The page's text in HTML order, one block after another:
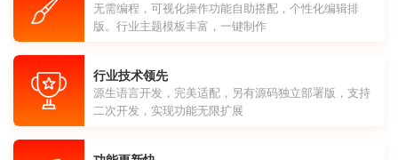
无需编程，可视化操作功能自助搭配，个性化编辑排
版。行业主题模板丰富，一键制作
行业技术领先
源生语言开发，完美适配，另有源码独立部署版，支持
二次开发，实现功能无限扩展